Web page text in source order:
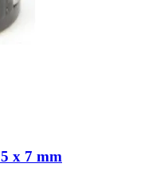
x 7 mm